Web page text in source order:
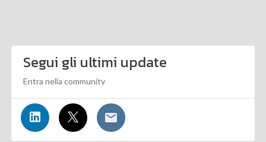
Segui gli ultimi update
Entra nella community